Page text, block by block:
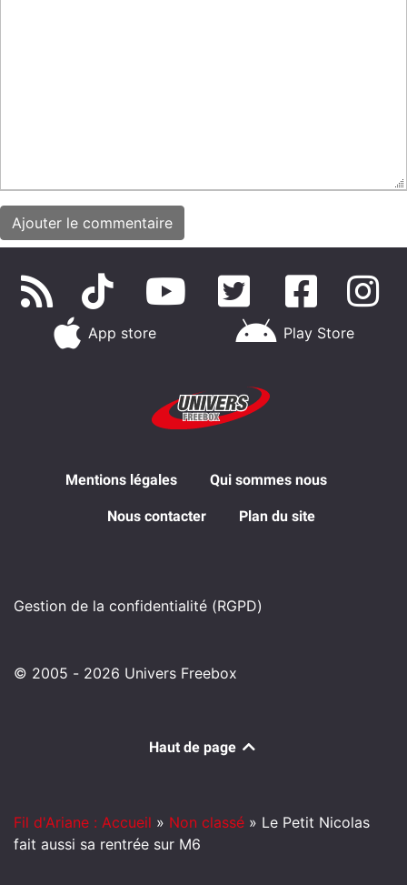
App store Play Store
Mentions légales Qui sommes nous
Nous contacter Plan du site
Gestion de la confidentialité (RGPD)
© 2005 - 2026 Univers Freebox
Haut de page
Fil d'Ariane : Accueil » Non classé » Le Petit Nicolas
fait aussi sa rentrée sur M6